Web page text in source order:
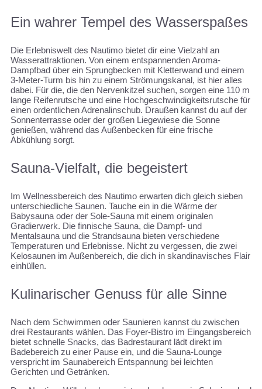
Ein wahrer Tempel des Wasserspaßes
Die Erlebniswelt des Nautimo bietet dir eine Vielzahl an
Wasserattraktionen. Von einem entspannenden Aroma-
Dampfbad über ein Sprungbecken mit Kletterwand und einem
3-Meter-Turm bis hin zu einem Strömungskanal, ist hier alles
dabei. Für die, die den Nervenkitzel suchen, sorgen eine 110 m
lange Reifenrutsche und eine Hochgeschwindigkeitsrutsche für
einen ordentlichen Adrenalinschub. Draußen kannst du auf der
Sonnenterrasse oder der großen Liegewiese die Sonne
genießen, während das Außenbecken für eine frische
Abkühlung sorgt.
Sauna-Vielfalt, die begeistert
Im Wellnessbereich des Nautimo erwarten dich gleich sieben
unterschiedliche Saunen. Tauche ein in die Wärme der
Babysauna oder der Sole-Sauna mit einem originalen
Gradierwerk. Die finnische Sauna, die Dampf- und
Mentalsauna und die Strandsauna bieten verschiedene
Temperaturen und Erlebnisse. Nicht zu vergessen, die zwei
Kelosaunen im Außenbereich, die dich in skandinavisches Flair
einhüllen.
Kulinarischer Genuss für alle Sinne
Nach dem Schwimmen oder Saunieren kannst du zwischen
drei Restaurants wählen. Das Foyer-Bistro im Eingangsbereich
bietet schnelle Snacks, das Badrestaurant lädt direkt im
Badebereich zu einer Pause ein, und die Sauna-Lounge
verspricht im Saunabereich Entspannung bei leichten
Gerichten und Getränken.